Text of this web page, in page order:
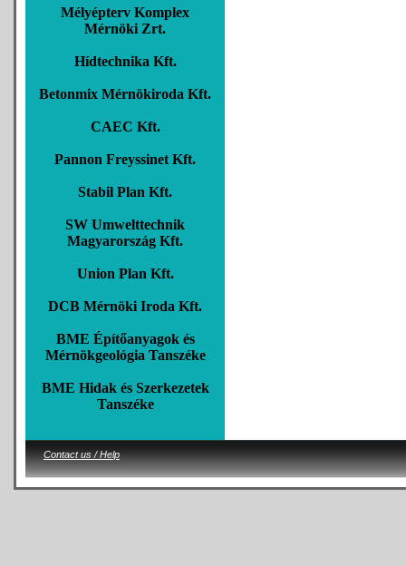
Mélyépterv Komplex
Mérnöki Zrt.
Hídtechnika Kft.
Betonmix Mérnökiroda Kft.
CAEC Kft.
Pannon Freyssinet Kft.
Stabil Plan Kft.
SW Umwelttechnik
Magyarország Kft.
Union Plan Kft.
DCB Mérnöki Iroda Kft.
BME Építőanyagok és
Mérnökgeológia Tanszéke
BME Hidak és Szerkezetek
Tanszéke
Contact us / Help